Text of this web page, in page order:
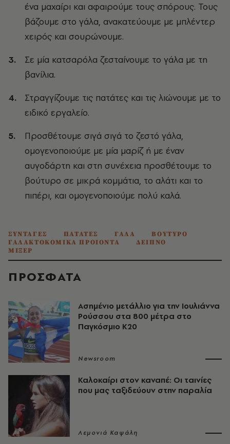
ένα μαχαίρι και αφαιρούμε τους σπόρους. Τους
βάζουμε στο γάλα, ανακατεύουμε με μπλέντερ
χειρός και σουρώνουμε.
Σε μία κατσαρόλα ζεσταίνουμε το γάλα με τη
βανίλια.
Στραγγίζουμε τις πατάτες και τις λιώνουμε με το
ειδικό εργαλείο.
Προσθέτουμε σιγά σιγά το ζεστό γάλα,
ομογενοποιούμε με μία μαρίζ ή με έναν
αυγοδάρτη και στη συνέχεια προσθέτουμε το
βούτυρο σε μικρά κομμάτια, το αλάτι και το
πιπέρι, και ομογενοποιούμε πολύ καλά.
ΣΥΝΤΑΓΕΣ ΠΑΤΑΤΕΣ ΓΑΛΑ
ΒΟΥΤΥΡΟ
ΓΑΛΑΚΤΟΚΟΜΙΚΑ ΠΡΟΙΟΝΤΑ
ΔΕΙΠΝΟ
ΜΙΞΕΡ
ΠΡΟΣΦΑΤΑ
Ασημένιο μετάλλιο για την Ιουλιάννα
Ρούσσου στα 800 μέτρα στο
Παγκόσμιο Κ20
Newsroom
Καλοκαίρι στον καναπέ: Οι ταινίες
που μας ταξιδεύουν στην παραλία
Λεμονιά Καψάλη